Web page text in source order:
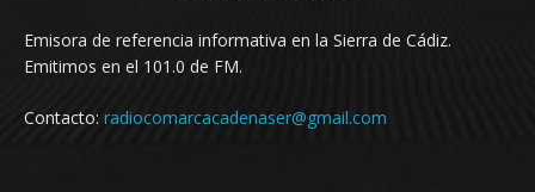
Emisora de referencia informativa en la Sierra de Cádiz.
Emitimos en el 101.0 de FM.
Contacto: radiocomarcacadenaser@gmail.com